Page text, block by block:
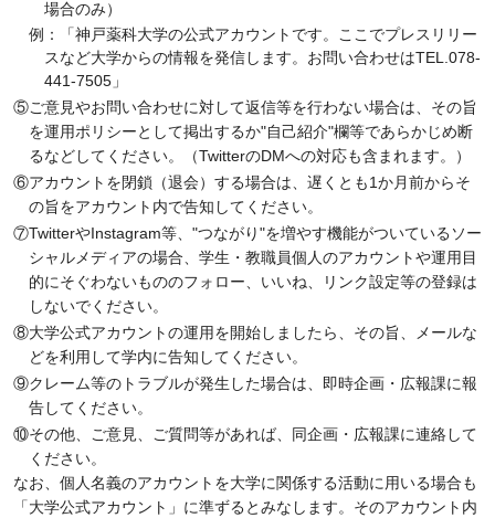
場合のみ）
例：「神戸薬科大学の公式アカウントです。ここでプレスリリー
スなど大学からの情報を発信します。お問い合わせはTEL.078-
441-7505」
⑤ご意見やお問い合わせに対して返信等を行わない場合は、その旨
を運用ポリシーとして掲出するか"自己紹介"欄等であらかじめ断
るなどしてください。（TwitterのDMへの対応も含まれます。）
⑥アカウントを閉鎖（退会）する場合は、遅くとも1か月前からそ
の旨をアカウント内で告知してください。
⑦TwitterやInstagram等、"つながり"を増やす機能がついているソー
シャルメディアの場合、学生・教職員個人のアカウントや運用目
的にそぐわないもののフォロー、いいね、リンク設定等の登録は
しないでください。
⑧大学公式アカウントの運用を開始しましたら、その旨、メールな
どを利用して学内に告知してください。
⑨クレーム等のトラブルが発生した場合は、即時企画・広報課に報
告してください。
⑩その他、ご意見、ご質問等があれば、同企画・広報課に連絡して
ください。
なお、個人名義のアカウントを大学に関係する活動に用いる場合も
「大学公式アカウント」に準ずるとみなします。そのアカウント内